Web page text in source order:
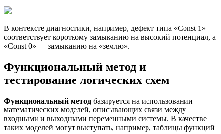
В контексте диагностики, например, дефект типа «Const 1»
соответствует короткому замыканию на высокий потенциал, а
«Const 0» — замыканию на «землю».
Функциональный метод и
тестирование логических схем
Функциональный метод базируется на использовании
математических моделей, описывающих связи между
входными и выходными переменными системы. В качестве
таких моделей могут выступать, например, таблицы функций